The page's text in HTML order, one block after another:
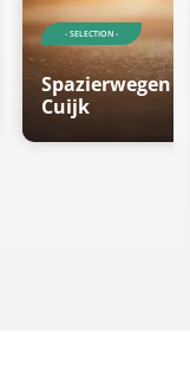
- SELECTION -
Spazierwegen
Cuijk